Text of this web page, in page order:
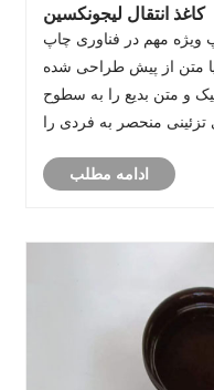
کاغذ انتقال لیجونکسین
ویژه مهم در فناوری چاپ
یا متن از پیش طراحی شده
و متن بدیع را به سطوح
تزئینی منحصر به فردی را
ادامه مطلب